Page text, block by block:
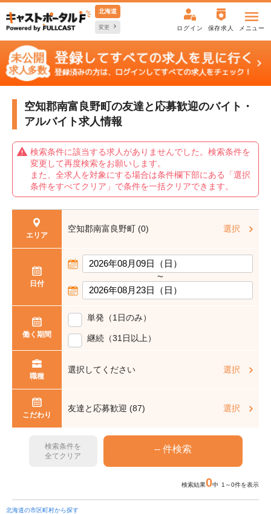
北海道
変更 ログイン 保存求人 メニュー
空知郡南富良野町の友達と応募歓迎のバイト・
アルバイト求人情報
検索条件に該当する求人がありませんでした。検索条件を
変更して再度検索をお願いします。
また、全求人を対象にする場合は条件欄下部にある「選択
条件をすべてクリア」で条件を一括クリアできます。
エリア
空知郡南富良野町 (0) 選択
日付
〜
働く期間
単発（1日のみ）
継続（31日以上）
職種
選択してください 選択
こだわり
友達と応募歓迎 (87) 選択
検索条件を
全てクリア
検索結果0中 1～0件を表示
北海道の市区町村から探す